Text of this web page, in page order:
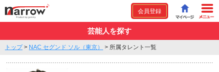
会員登録
芸能人を探す
トップ> NAC セグンド ソル（東京） > 所属タレント一覧